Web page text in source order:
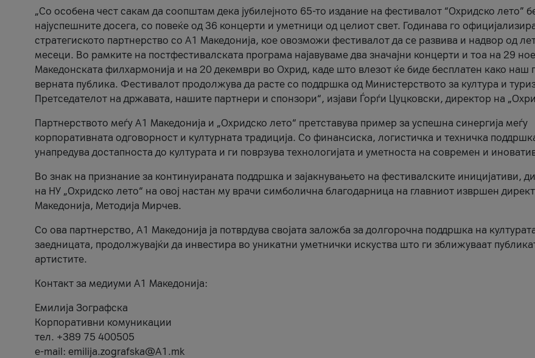
„Со особена чест сакам да соопштам дека јубилејното 65-то издание на фестивалот “Охридско лето”
најуспешните досега, со повеќе од 36 концерти и уметници од целиот свет. Годинава го
стратегиското партнерство со А1 Македонија, кое овозможи фестивалот да се развива и надвор од
месеци. Во рамките на постфестивалската програма најавуваме два значајни концерти и тоа на 29
Македонската филхармонија и на 20 декември во Охрид, каде што влезот ќе биде бесплатен како наш
верната публика. Фестивалот продолжува да расте со поддршка од Министерството за култура и
Претседателот на државата, нашите партнери и спонзори“, изјави Ѓорѓи Цуцковски, директор на
Партнерството меѓу A1 Македонија и „Охридско лето“ претставува пример за успешна синергија меѓу
корпоративната одговорност и културната традиција. Со финансиска, логистичка и техничка
унапредува достапноста до културата и ги поврзува технологијата и уметноста на современ и
Во знак на признание за континуираната поддршка и зајакнувањето на фестивалските иницијативи,
на НУ „Охридско лето“ на овој настан му врачи симболична благодарница на главниот извршен
Македонија, Методија Мирчев.
Со ова партнерство, A1 Македонија ја потврдува својата заложба за долгорочна поддршка на
заедницата, продолжувајќи да инвестира во уникатни уметнички искуства што ги зближуваат
артистите.
Контакт за медиуми А1 Македонија:
Емилија Зографска
Корпоративни комуникации
тел. +389 75 400505
e-mail: emilija.zografska@A1.mk